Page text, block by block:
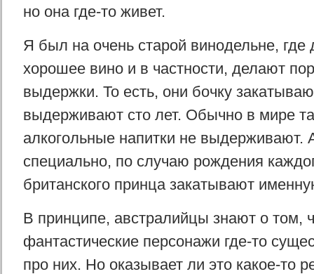
но она где-то живет.
Я был на очень старой винодельне, где
хорошее вино и в частности, делают
выдержки. То есть, они бочку
выдерживают сто лет. Обычно в мире
алкогольные напитки не выдерживают.
специально, по случаю рождения
британского принца закатывают
В принципе, австралийцы знают о том,
фантастические персонажи где-то
про них. Но оказывает ли это какое-то